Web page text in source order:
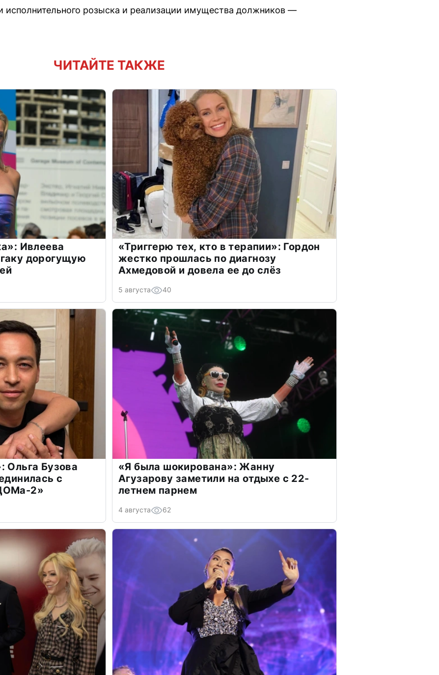
исполнительного розыска и реализации имущества должников —
ЧИТАЙТЕ ТАКЖЕ
Ивлеева
дорогущую
«Триггерю тех, кто в терапии»: Гордон
жестко прошлась по диагнозу
Ахмедовой и довела ее до слёз
5 августа 40
Ольга Бузова
с
2»
«Я была шокирована»: Жанну
Агузарову заметили на отдыхе с 22-
летнем парнем
4 августа 62